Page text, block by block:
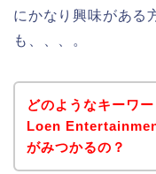
にかなり興味がある
も、、、。
どのようなキーワー
Loen
がみつかるの？